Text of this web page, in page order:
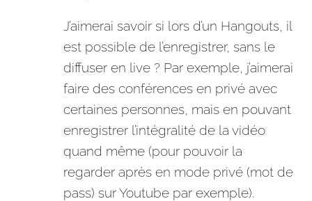
J’aimerai savoir si lors d’un Hangouts, il
est possible de l’enregistrer, sans le
diffuser en live ? Par exemple, j’aimerai
faire des conférences en privé avec
certaines personnes, mais en pouvant
enregistrer l’intégralité de la vidéo
quand même (pour pouvoir la
regarder après en mode privé (mot de
pass) sur Youtube par exemple).